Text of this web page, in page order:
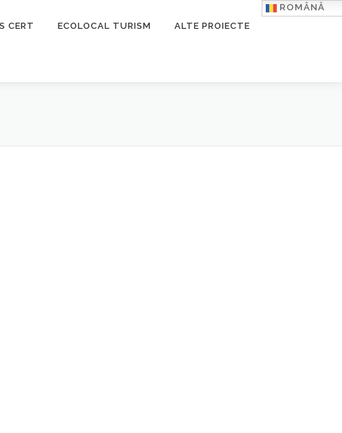
CERT ECOLOCAL TURISM ALTE PROIECTE
ROMÂNĂ